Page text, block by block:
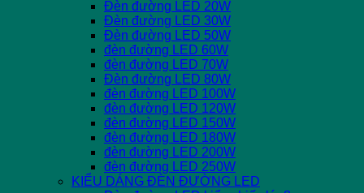
Đèn đường LED 20W
Đèn đường LED 30W
Đèn đường LED 50W
đèn đường LED 60W
đèn đường LED 70W
Đèn đường LED 80W
đèn đường LED 100W
đèn đường LED 120W
đèn đường LED 150W
đèn đường LED 180W
đèn đường LED 200W
đèn đường LED 250W
KIỂU DÁNG ĐÈN ĐƯỜNG LED